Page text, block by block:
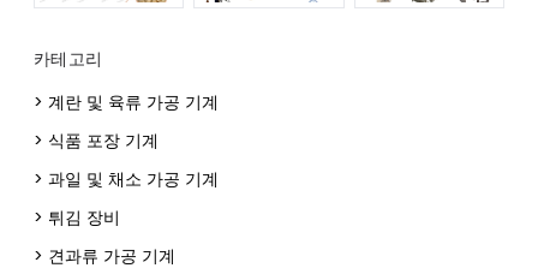
카테고리
> 계란 및 육류 가공 기계
> 식품 포장 기계
> 과일 및 채소 가공 기계
> 튀김 장비
> 견과류 가공 기계